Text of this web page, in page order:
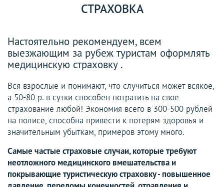
СТРАХОВКА
Настоятельно рекомендуем, всем
выезжающим за рубеж туристам оформлять
медицинскую страховку .
Вся взрослые и понимают, что случиться может всякое,
а 50-80 р. в сутки способен потратить на свое
страхование любой! Экономия всего в 300-500 рублей
на полисе, способна привести к потерям здоровья и
значительным убыткам, примеров этому много.
Самые частые страховые случаи, которые требуют
неотложного медицинского вмешательства и
покрывающие туристическую страховку - повышенное